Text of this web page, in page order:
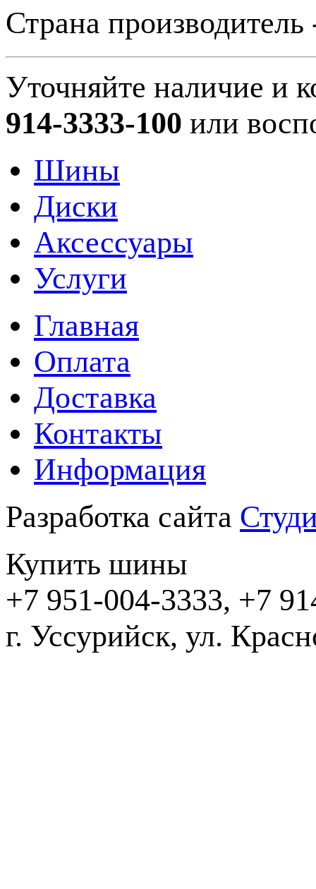
Страна
Уточняйте наличие и
914-3333-100 или
Шины
Диски
Аксессуары
Услуги
Главная
Оплата
Доставка
Контакты
Информация
Разработка сайта
Купить шины
+7 951-004-3333, +7
г. Уссурийск,